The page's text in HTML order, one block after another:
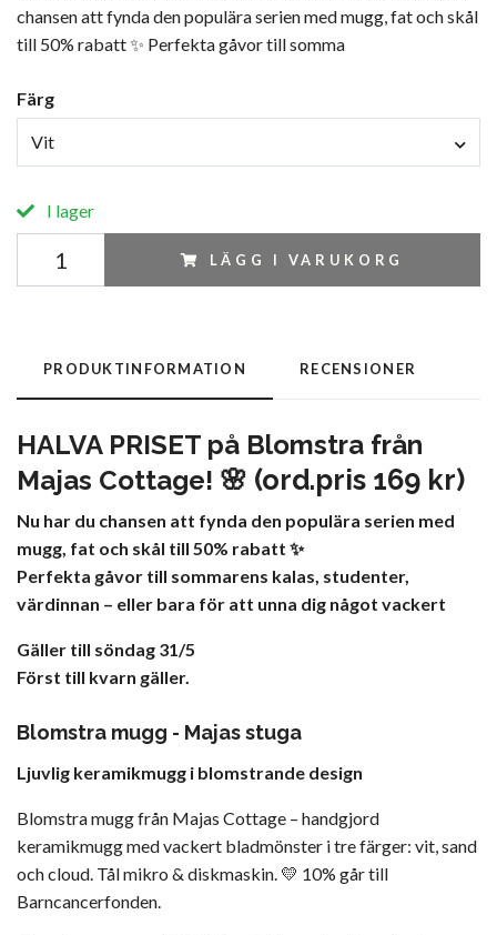
chansen att fynda den populära serien med mugg, fat och skål
till 50% rabatt ✨ Perfekta gåvor till somma
Färg
Vit
I lager
LÄGG I VARUKORG
PRODUKTINFORMATION RECENSIONER
HALVA PRISET på Blomstra från
Majas Cottage! 🌸 (ord.pris 169 kr)
Nu har du chansen att fynda den populära serien med
mugg, fat och skål till 50% rabatt ✨
Perfekta gåvor till sommarens kalas, studenter,
värdinnan – eller bara för att unna dig något vackert
Gäller till söndag 31/5
Först till kvarn gäller.
Blomstra mugg - Majas stuga
Ljuvlig keramikmugg i blomstrande design
Blomstra mugg från Majas Cottage – handgjord
keramikmugg med vackert bladmönster i tre färger: vit, sand
och cloud. Tål mikro & diskmaskin. 💛 10% går till
Barncancerfonden.